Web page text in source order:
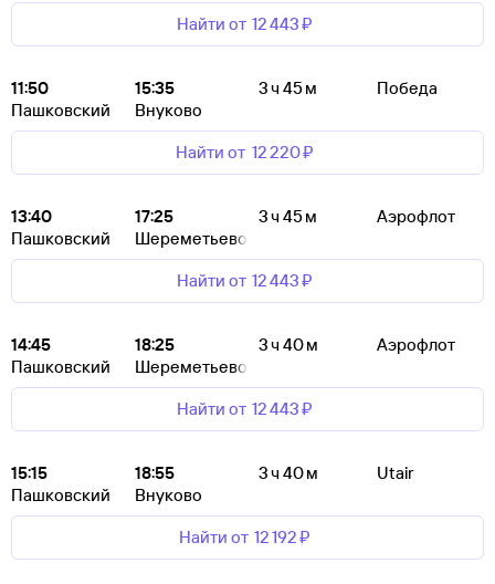
Найти от 12 ⁠443 ⁠₽
11:50
Пашковский
15:35
Внуково
3 ч 45 м Победа
Найти от 12 ⁠220 ⁠₽
13:40
Пашковский
17:25
Шереметьево
3 ч 45 м Аэрофлот
Найти от 12 ⁠443 ⁠₽
14:45
Пашковский
18:25
Шереметьево
3 ч 40 м Аэрофлот
Найти от 12 ⁠443 ⁠₽
15:15
Пашковский
18:55
Внуково
3 ч 40 м Utair
Найти от 12 ⁠192 ⁠₽